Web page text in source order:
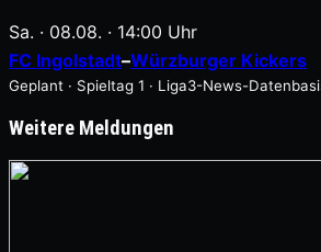
Sa. · 08.08. · 14:00 Uhr
FC Ingolstadt–Würzburger Kickers
Geplant · Spieltag 1 · Liga3-News-
Weitere Meldungen